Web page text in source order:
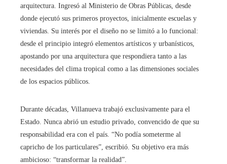
arquitectura. Ingresó al Ministerio de Obras Públicas, desde
donde ejecutó sus primeros proyectos, inicialmente escuelas y
viviendas. Su interés por el diseño no se limitó a lo funcional:
desde el principio integró elementos artísticos y urbanísticos,
apostando por una arquitectura que respondiera tanto a las
necesidades del clima tropical como a las dimensiones sociales
de los espacios públicos.
Durante décadas, Villanueva trabajó exclusivamente para el
Estado. Nunca abrió un estudio privado, convencido de que su
responsabilidad era con el país. “No podía someterme al
capricho de los particulares”, escribió. Su objetivo era más
ambicioso: “transformar la realidad”.